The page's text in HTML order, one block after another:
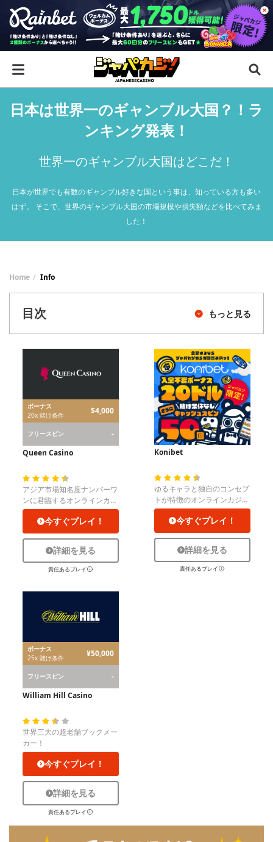
日本は世界一のギャンブル大国？！ラ
ンキング発表！
世界一のギャンブル大国はどこだ！
日本が世界でも有数のギャンブル好きな国という事は、知っている方も多い
はず。 そこで、世界のギャンブル大国の市場規模や損失額などを比べてみま
した！
Home Info
目次 もっと見る
ボーナス
20x 賭け条件
$4,000
フリースピン
-
Queen Casino
アジア市場知名度ナンバーワ
ンに君臨するオンラインカジ
ノ！
今すぐプレイ！
詳細を見る
責任あるプレイ
Konibet
ゆるキャラと独自のコンセプ
トが特徴のオンラインカジ
ノ！
今すぐプレイ！
詳細を見る
責任あるプレイ
ボーナス
25x 賭け条件
¥50,000
フリースピン
-
William Hill Casino
世界三大の超老舗ブックメー
カー！
今すぐプレイ！
詳細を見る
責任あるプレイ